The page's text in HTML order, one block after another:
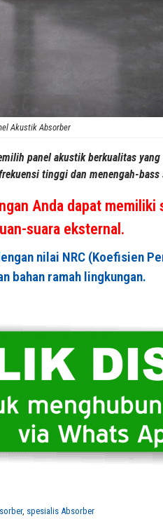
Akustik Absorber
panel akustik berkualitas yang
tinggi dan menengah-
Anda dapat
suara eksternal.
nilai NRC (Koefisien
bahan ramah lingkungan.
, spesialis Absorber